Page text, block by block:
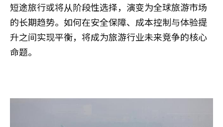
短途旅行或将从阶段性选择，演变为全球旅游市场
的长期趋势。如何在安全保障、成本控制与体验提
升之间实现平衡，将成为旅游行业未来竞争的核心
命题。